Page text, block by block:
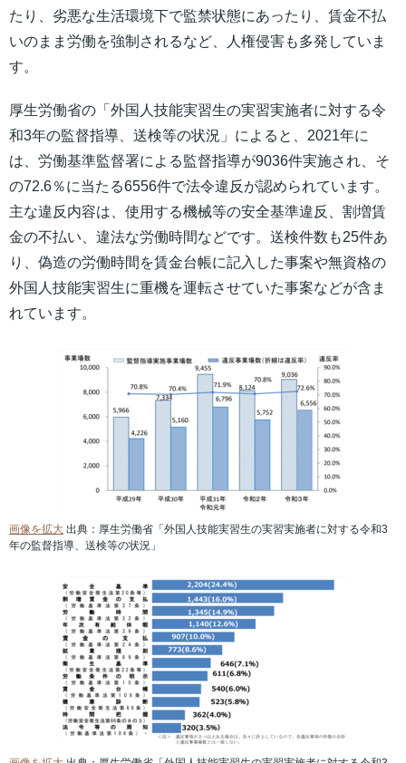
たり、劣悪な生活環境下で監禁状態にあったり、賃金不払
いのまま労働を強制されるなど、人権侵害も多発していま
す。
厚生労働省の「外国人技能実習生の実習実施者に対する令
和3年の監督指導、送検等の状況」によると、2021年に
は、労働基準監督署による監督指導が9036件実施され、そ
の72.6％に当たる6556件で法令違反が認められています。
主な違反内容は、使用する機械等の安全基準違反、割増賃
金の不払い、違法な労働時間などです。送検件数も25件あ
り、偽造の労働時間を賃金台帳に記入した事案や無資格の
外国人技能実習生に重機を運転させていた事案などが含ま
れています。
画像を拡大 出典：厚生労働省「外国人技能実習生の実習実施者に対する令和3
年の監督指導、送検等の状況」